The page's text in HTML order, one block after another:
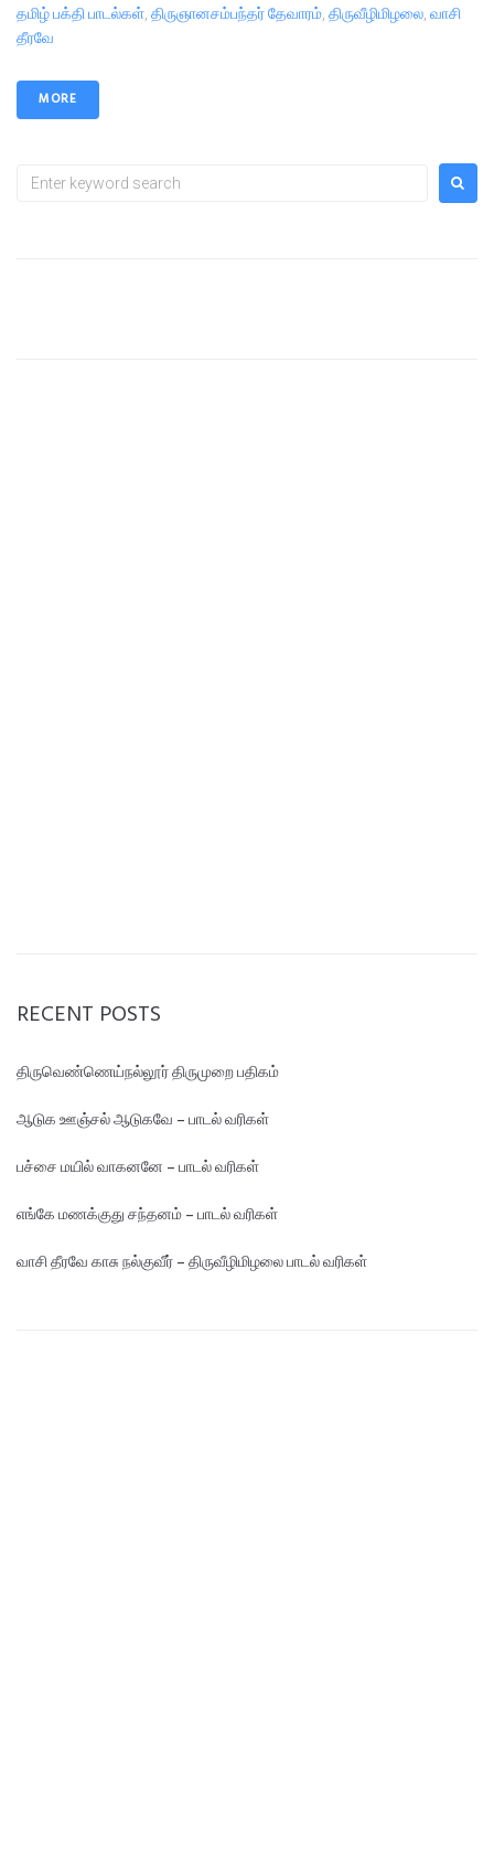
தமிழ் பக்தி பாடல்கள், திருஞானசம்பந்தர் தேவாரம், திருவீழிமிழலை, வாசி
தீரவே
MORE
RECENT POSTS
திருவெண்ணெய்நல்லூர் திருமுறை பதிகம்
ஆடுக ஊஞ்சல் ஆடுகவே – பாடல் வரிகள்
பச்சை மயில் வாகனனே – பாடல் வரிகள்
எங்கே மண‌க்குது சந்தனம் – பாடல் வரிகள்
வாசி தீரவே காசு நல்குவீர் – திருவீழிமிழலை பாடல் வரிகள்